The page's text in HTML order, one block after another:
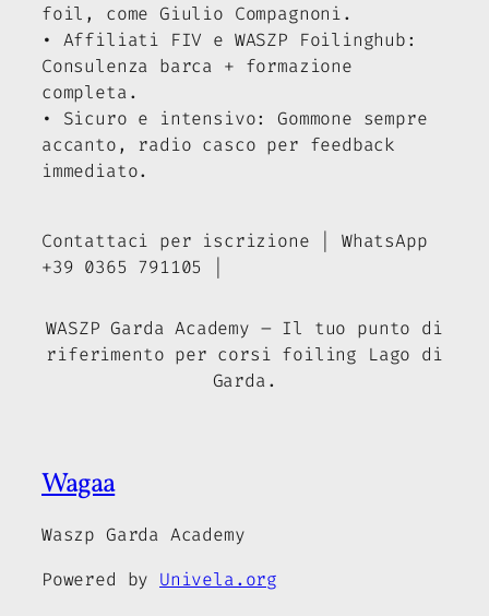
foil, come Giulio Compagnoni.
• Affiliati FIV e WASZP Foilinghub:
Consulenza barca + formazione
completa.
• Sicuro e intensivo: Gommone sempre
accanto, radio casco per feedback
immediato.
Contattaci per iscrizione | WhatsApp
+39 0365 791105 |
WASZP Garda Academy – Il tuo punto di
riferimento per corsi foiling Lago di
Garda.
Wagaa
Waszp Garda Academy
Powered by Univela.org